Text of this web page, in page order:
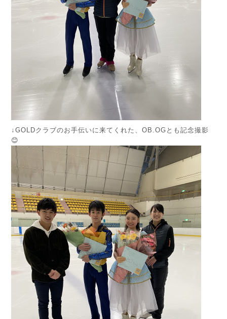
↓GOLDクラブのお手伝いに来てくれた、OB.OGとも記念撮影
😊